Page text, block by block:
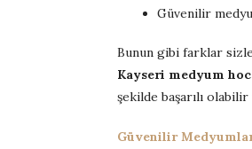
Güvenilir
Bunun gibi farklar
Kayseri medyum
şekilde başarılı
Güvenilir